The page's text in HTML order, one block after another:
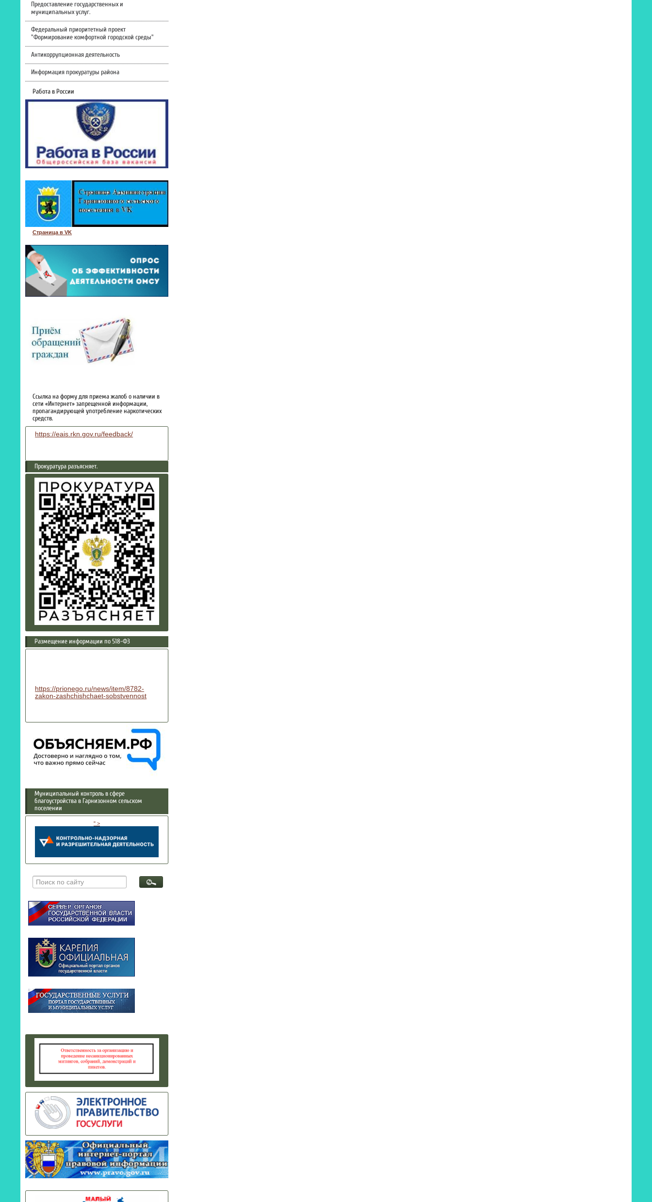
Предоставление государственных и
муниципальных услуг.
Федеральный приоритетный проект
"Формирование комфортной городской среды"
Антикоррупционная деятельность
Информация прокуратуры района
Работа в России
Страница в VK
Ссылка на форму для приема жалоб о наличии в
сети «Интернет» запрещенной информации,
пропагандирующей употребление наркотических
средств.
https://eais.rkn.gov.ru/feedback/
Прокуратура разъясняет.
Размещение информации по 518-ФЗ
https://prionego.ru/news/item/8782-
zakon-zashchishchaet-sobstvennost
Муниципальный контроль в сфере
благоустройства в Гарнизонном сельском
поселении
" >